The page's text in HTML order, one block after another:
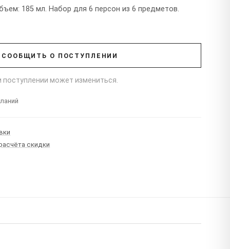
185 мл. Набор для 6 персон из 6 предметов.
СООБЩИТЬ О ПОСТУПЛЕНИИ
поступлении может измениться.
скидки